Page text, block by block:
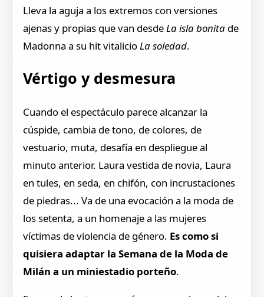
Lleva la aguja a los extremos con versiones
ajenas y propias que van desdeLa isla bonita de
Madonna a su hit vitalicioLa soledad.
Vértigo y desmesura
Cuando el espectáculo parece alcanzar la
cúspide, cambia de tono, de colores, de
vestuario, muta, desafía en despliegue al
minuto anterior. Laura vestida de novia, Laura
en tules, en seda, en chifón, con incrustaciones
de piedras... Va de una evocación a la moda de
los setenta, a un homenaje a las mujeres
víctimas de violencia de género. Es como si
quisiera adaptar la Semana de la Moda de
Milán a un miniestadio porteño.